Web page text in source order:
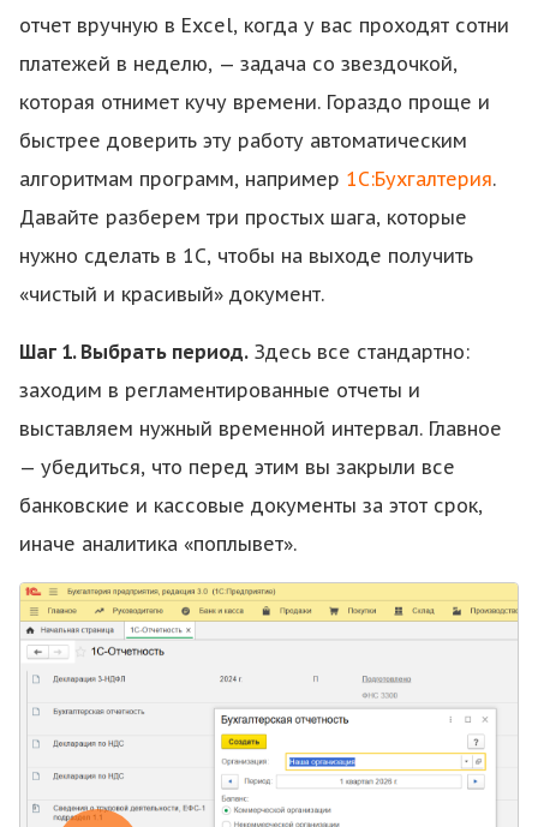
отчет вручную в Excel, когда у вас проходят сотни
платежей в неделю, — задача со звездочкой,
которая отнимет кучу времени. Гораздо проще и
быстрее доверить эту работу автоматическим
алгоритмам программ, например 1С:Бухгалтерия.
Давайте разберем три простых шага, которые
нужно сделать в 1С, чтобы на выходе получить
«чистый и красивый» документ.
Шаг 1. Выбрать период. Здесь все стандартно:
заходим в регламентированные отчеты и
выставляем нужный временной интервал. Главное
— убедиться, что перед этим вы закрыли все
банковские и кассовые документы за этот срок,
иначе аналитика «поплывет».